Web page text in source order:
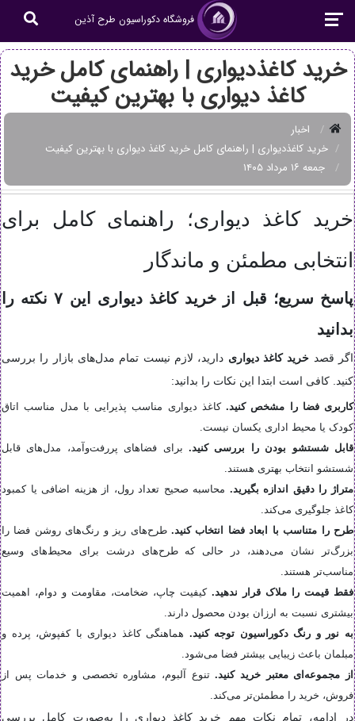
فروشگاه دکوراسیون طرح آذین
خرید کاغذدیواری | راهنمای کامل خرید
کاغذ دیواری با بهترین کیفیت
اخبار
خرید کاغذدیواری | راهنمای کامل خرید کاغذ دیواری با بهترین کیفیت
جمعه ۱۶ مرداد ۱۴۰۵
خرید کاغذ دیواری؛ راهنمای کامل برای
انتخابی مطمئن و ماندگار
پاسخ سریع؛ قبل از خرید کاغذ دیواری این ۷ نکته را
بدانید
اگر قصد خرید کاغذ دیواری دارید، لازم نیست تمام مدل‌های بازار را بررسی
کنید. کافی است ابتدا این نکات را بدانید:
کاربری فضا را مشخص کنید. کاغذ دیواری مناسب پذیرایی با مدل مناسب اتاق
کودک یا محیط اداری یکسان نیست.
قابل شستشو بودن را بررسی کنید. برای فضاهای پررفت‌وآمد، مدل‌های قابل
شستشو انتخاب بهتری هستند.
متراژ را دقیق اندازه بگیرید. محاسبه صحیح تعداد رول، از هزینه اضافی یا کمبود
کاغذ جلوگیری می‌کند.
طرح را متناسب با ابعاد فضا انتخاب کنید. طرح‌های ریز و رنگ‌های روشن فضا را
بزرگ‌تر نشان می‌دهند، در حالی که طرح‌های درشت برای محیط‌های وسیع
مناسب‌تر هستند.
فقط قیمت را ملاک قرار ندهید. کیفیت چاپ، ضخامت، مقاومت و دوام، اهمیت
بیشتری نسبت به ارزان بودن محصول دارند.
به نور و رنگ دکوراسیون توجه کنید. هماهنگی کاغذ دیواری با کفپوش، پرده و
مبلمان باعث زیبایی بیشتر فضا می‌شود.
از مجموعه‌ای معتبر خرید کنید.تنوع آلبوم، مشاوره تخصصی و خدمات پس از
فروش، خرید را مطمئن‌تر می‌کند.
در ادامه، تمام نکات مهم خرید کاغذ دیواری را به‌صورت کامل بررسی